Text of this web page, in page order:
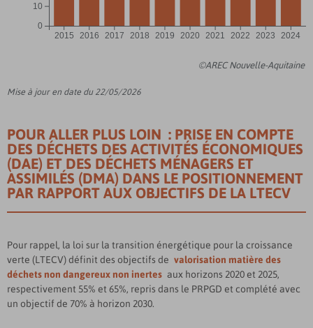
©AREC Nouvelle-Aquitaine
2015 2016 2017 2018 2019 2020 2021 2022 2023 2024
0
10
Mise à jour en date du 22/05/2026
POUR ALLER PLUS LOIN : PRISE EN COMPTE
DES DÉCHETS DES ACTIVITÉS ÉCONOMIQUES
(DAE) ET DES DÉCHETS MÉNAGERS ET
ASSIMILÉS (DMA) DANS LE POSITIONNEMENT
PAR RAPPORT AUX OBJECTIFS DE LA LTECV
Pour rappel, la loi sur la transition énergétique pour la croissance
verte (LTECV) définit des objectifs de valorisation matière des
déchets non dangereux non inertes aux horizons 2020 et 2025,
respectivement 55% et 65%, repris dans le PRPGD et complété avec
un objectif de 70% à horizon 2030.